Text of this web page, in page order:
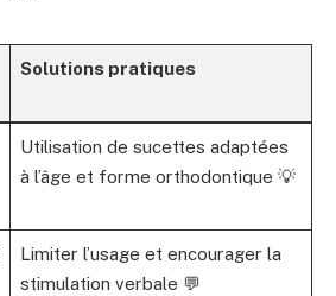
Solutions pratiques
Utilisation de sucettes adaptées
à l’âge et forme orthodontique 💡
Limiter l’usage et encourager la
stimulation verbale 💬